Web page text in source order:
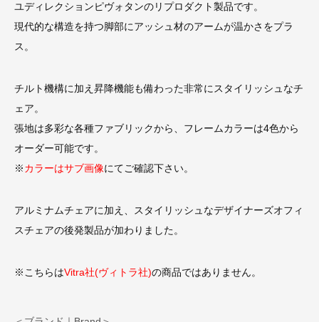
ユディレクションピヴォタンのリプロダクト製品です。
現代的な構造を持つ脚部にアッシュ材のアームが温かさをプラ
ス。
チルト機構に加え昇降機能も備わった非常にスタイリッシュなチ
ェア。
張地は多彩な各種ファブリックから、フレームカラーは4色から
オーダー可能です。
※カラーはサブ画像にてご確認下さい。
アルミナムチェアに加え、スタイリッシュなデザイナーズオフィ
スチェアの後発製品が加わりました。
※こちらはVitra社(ヴィトラ社)の商品ではありません。